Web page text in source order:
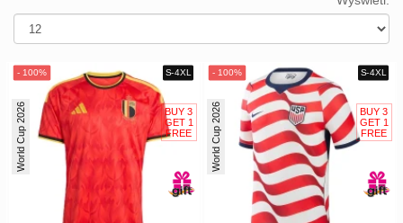
Payment
Koszyk
Zamówienie
2026
Europe
UEFA
CONMEBOL
Other
Teams
Dzieci
World Cup 2026 World Cup 2026